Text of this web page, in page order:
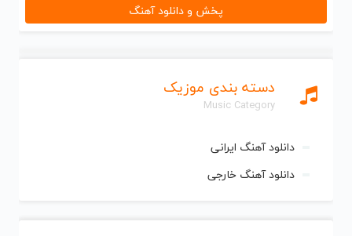
دسته بندی موزیک
Music Category
دانلود آهنگ ایرانی
دانلود آهنگ خارجی
پخش و دانلود آهنگ